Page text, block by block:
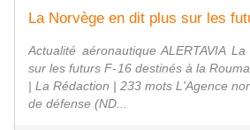
Actualité aéronautique ALERTAVIA
sur les futurs F-16 destinés à la
| La Rédaction | 233 mots L'Agence
de défense (ND...